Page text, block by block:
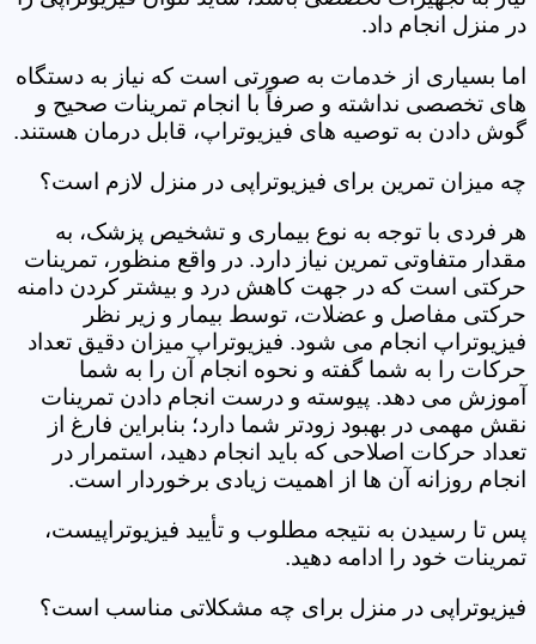
در منزل انجام داد.
اما بسیاری از خدمات به صورتی است که نیاز به دستگاه
های تخصصی نداشته و صرفاً با انجام تمرینات صحیح و
گوش دادن به توصیه های فیزیوتراپ، قابل درمان هستند.
چه میزان تمرین برای فیزیوتراپی در منزل لازم است؟
هر فردی با توجه به نوع بیماری و تشخیص پزشک، به
مقدار متفاوتی تمرین نیاز دارد. در واقع منظور، تمرینات
حرکتی است که در جهت کاهش درد و بیشتر کردن دامنه
حرکتی مفاصل و عضلات، توسط بیمار و زیر نظر
فیزیوتراپ انجام می شود. فیزیوتراپ میزان دقیق تعداد
حرکات را به شما گفته و نحوه انجام آن را به شما
آموزش می دهد. پیوسته و درست انجام دادن تمرینات
نقش مهمی در بهبود زودتر شما دارد؛ بنابراین فارغ از
تعداد حرکات اصلاحی که باید انجام دهید، استمرار در
انجام روزانه آن ها از اهمیت زیادی برخوردار است.
پس تا رسیدن به نتیجه مطلوب و تأیید فیزیوتراپیست،
تمرینات خود را ادامه دهید.
فیزیوتراپی در منزل برای چه مشکلاتی مناسب است؟